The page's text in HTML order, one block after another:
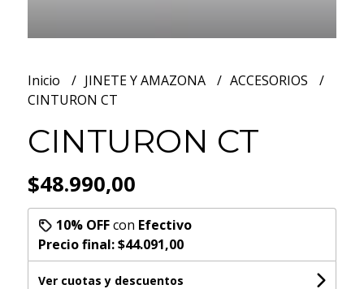
Inicio JINETE Y AMAZONA
ACCESORIOS
CINTURON CT
CINTURON CT
$48.990,00
10% OFFcon Efectivo
Precio final:$44.091,00
Ver cuotas y descuentos